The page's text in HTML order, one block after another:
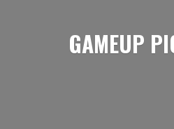
GAMEUP